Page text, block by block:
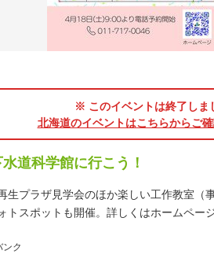
※ このイベントは終了しま
北海道のイベントはこちらからご確
道科学館に行こう！
生プラザ見学会のほか楽しい工作教室
トスポットも開催。詳しくはホームページ
ク